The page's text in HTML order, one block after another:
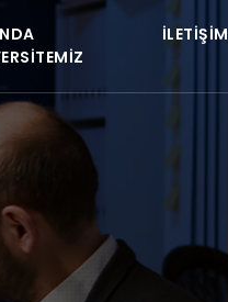
İLETIŞIM